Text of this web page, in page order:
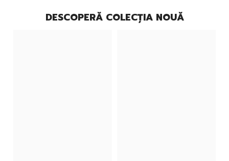
DESCOPERĂ COLECȚIA NOUĂ